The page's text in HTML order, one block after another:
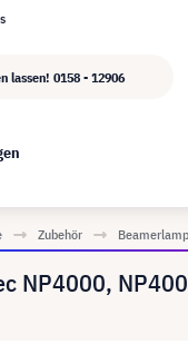
lassen! 0158 - 12906
Zubehör
NP4000,